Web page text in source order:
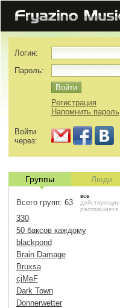
Логин:
Пароль:
Регистрация
Напомнить пароль
Войти
через:
Группы Люди
Всего групп: 63
все
действующие
распавшиеся
330
50 баксов каждому
blackpond
Brain Damage
Bruxsa
cjMeF
Dark Town
Donnerwetter